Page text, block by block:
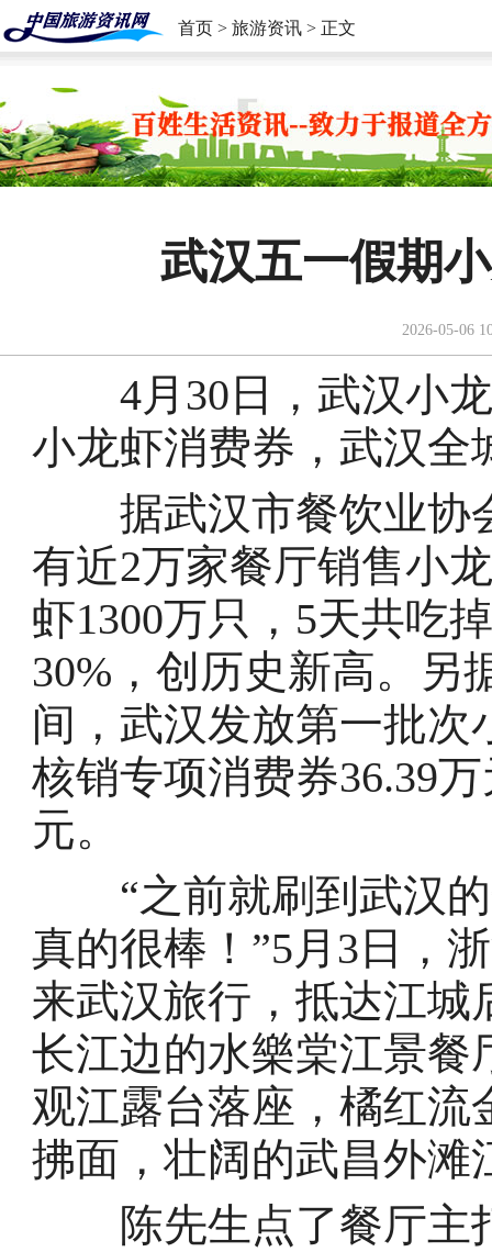
首页 > 旅游资讯 > 正文
武汉五一假期
2026-05-06
4月30日，武汉小龙
小龙虾消费券，武汉全
据武汉市餐饮业协
有近2万家餐厅销售小
虾1300万只，5天共吃
30%，创历史新高。另
间，武汉发放第一批
核销专项消费券36.39
元。
“之前就刷到武汉的
真的很棒！”5月3日，
来武汉旅行，抵达江城
长江边的水樂棠江景餐
观江露台落座，橘红
拂面，壮阔的武昌外滩
陈先生点了餐厅主